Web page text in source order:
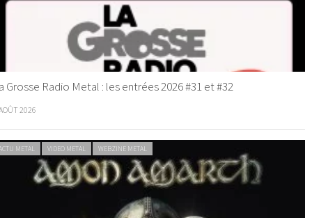
Grosse Radio Metal : les entrées 2026 #31 et #32
2026
METAL VIDEO METAL WEBZINE METAL